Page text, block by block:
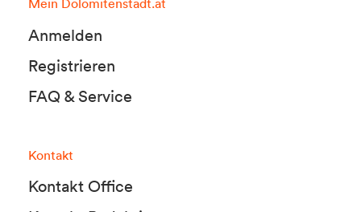
Anmelden
Registrieren
FAQ & Service
Kontakt
Kontakt Office